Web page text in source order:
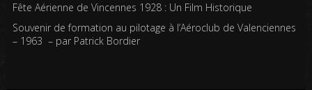
Fête Aérienne de Vincennes 1928 : Un Film Historique
Souvenir de formation au pilotage à l’Aéroclub de Valenciennes
– 1963 – par Patrick Bordier